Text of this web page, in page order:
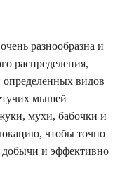
разнообразна и
распределения,
видов
мышей
мухи, бабочки и
чтобы точно
добычи и эффективно